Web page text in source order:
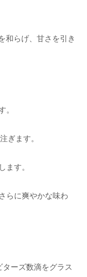
和らげ、甘さを引き
。
ぎます。
ます。
らに爽やかな味わ
ーズ数滴をグラス